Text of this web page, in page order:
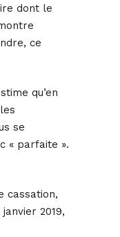
dont le
ce
qu’en
se
« parfaite ».
cassation,
2019,